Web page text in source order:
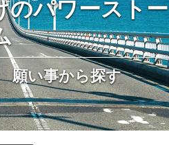
のパワースト
願い事から探す